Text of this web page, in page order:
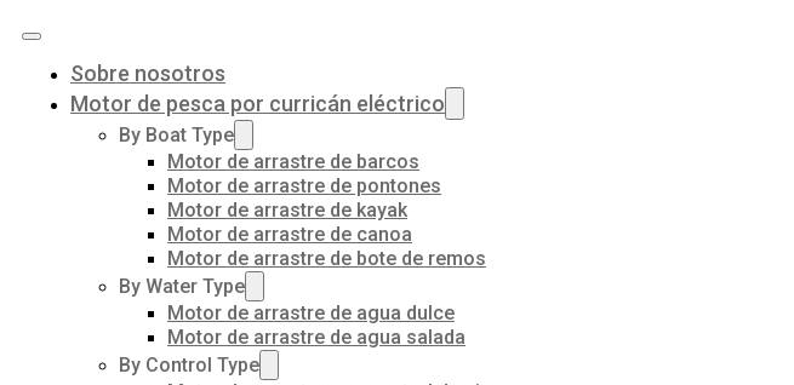
Sobre nosotros
Motor de pesca por curricán eléctrico
By Boat Type
Motor de arrastre de barcos
Motor de arrastre de pontones
Motor de arrastre de kayak
Motor de arrastre de canoa
Motor de arrastre de bote de remos
By Water Type
Motor de arrastre de agua dulce
Motor de arrastre de agua salada
By Control Type